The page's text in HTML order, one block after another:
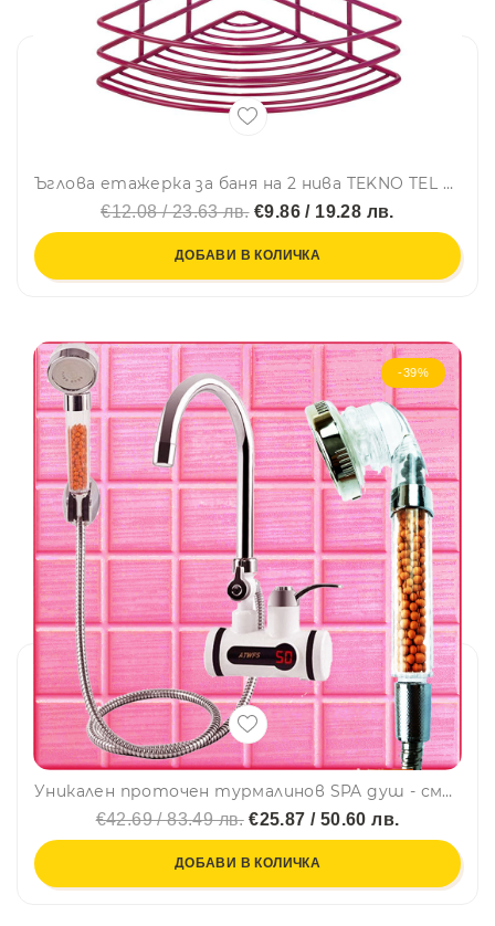
Ъглова етажерка за баня на 2 нива TEKNO TEL BK 022, 21х21х28 см, Закрепване с дюбел, Цикламен
€12.08 / 23.63 лв.€9.86 / 19.28 лв.
ДОБАВИ В КОЛИЧКА
-39%
Уникален проточен турмалинов SPA душ - смесител - бойлер, ЗА СТЕНЕН МОНТАЖ, задна тръба, BFO4
€42.69 / 83.49 лв.€25.87 / 50.60 лв.
ДОБАВИ В КОЛИЧКА